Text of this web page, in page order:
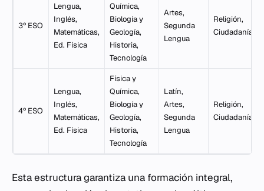
3º ESO
Lengua,
Inglés,
Matemáticas,
Ed. Física
Química,
Biología y
Geología,
Historia,
Tecnología
Artes,
Segunda
Lengua
Religión,
Ciudadanía
4º ESO
Lengua,
Inglés,
Matemáticas,
Ed. Física
Física y
Química,
Biología y
Geología,
Historia,
Tecnología
Latín,
Artes,
Segunda
Lengua
Religión,
Ciudadanía
Esta estructura garantiza una formación integral,